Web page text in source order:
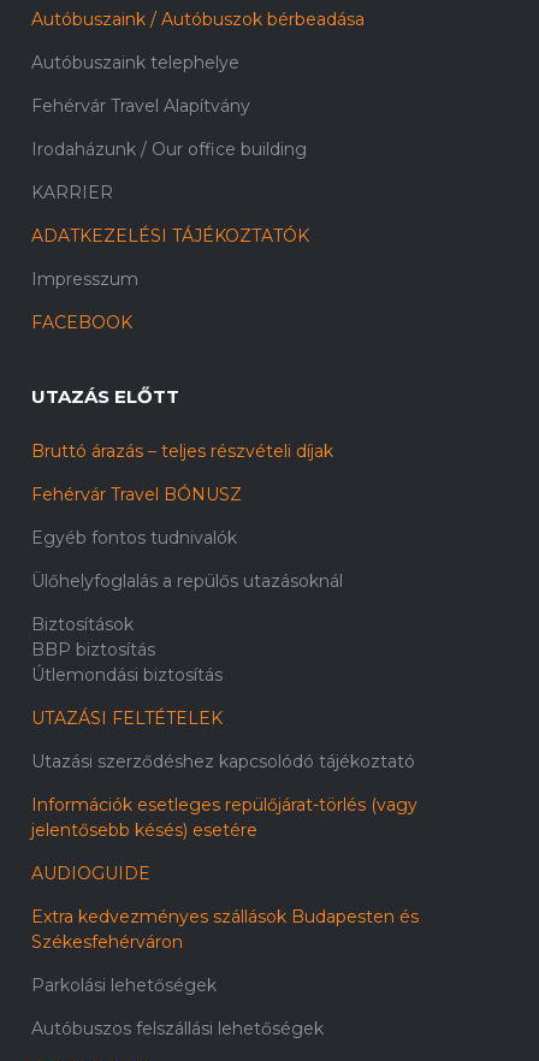
Autóbuszaink / Autóbuszok bérbeadása
Autóbuszaink telephelye
Fehérvár Travel Alapítvány
Irodaházunk / Our office building
KARRIER
ADATKEZELÉSI TÁJÉKOZTATÓK
Impresszum
FACEBOOK
UTAZÁS ELŐTT
Bruttó árazás – teljes részvételi díjak
Fehérvár Travel BÓNUSZ
Egyéb fontos tudnivalók
Ülőhelyfoglalás a repülős utazásoknál
Biztosítások
BBP biztosítás
Útlemondási biztosítás
UTAZÁSI FELTÉTELEK
Utazási szerződéshez kapcsolódó tájékoztató
Információk esetleges repülőjárat-törlés (vagy
jelentősebb késés) esetére
AUDIOGUIDE
Extra kedvezményes szállások Budapesten és
Székesfehérváron
Parkolási lehetőségek
Autóbuszos felszállási lehetőségek